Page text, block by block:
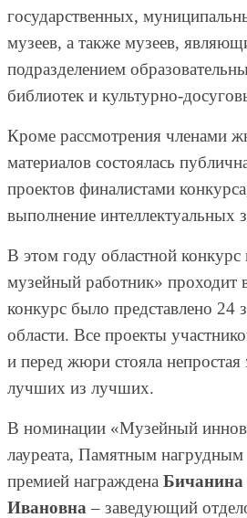
государственных,
музеев, а также музеев,
подразделением
библиотек и культурно-
Кроме рассмотрения членами
материалов состоялась
проектов финалистами
выполнение интеллектуальных
В этом году областной
музейный работник» проходит
конкурс было представлено 24
области. Все проекты
и перед жюри стояла непростая
лучших из лучших.
В номинации «Музейный
лауреата, Памятным
премией награждена Бичанина
Ивановна – заведующий